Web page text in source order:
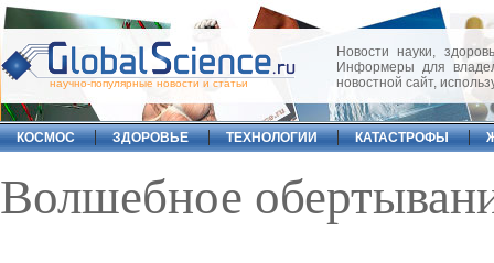
научно-популярные новости и статьи
Новости науки,
Информеры для
новостной сайт,
КОСМОС ЗДОРОВЬЕ ТЕХНОЛОГИИ КАТАСТРОФЫ
Волшебное